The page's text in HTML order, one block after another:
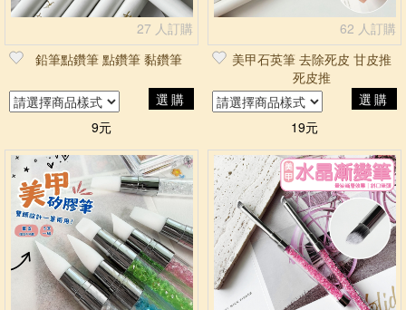
27 人訂購
鉛筆點鑽筆 點鑽筆 黏鑽筆
選購
9元
62 人訂購
美甲石英筆 去除死皮 甘皮推
死皮推
選購
19元